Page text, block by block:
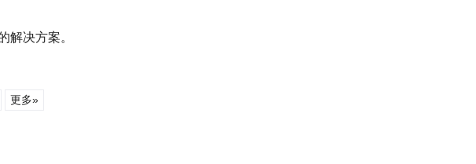
解决方案。
更多»